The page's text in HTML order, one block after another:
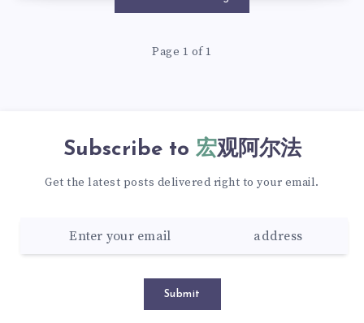
Page 1 of 1
Subscribe to 宏观阿尔法
Get the latest posts delivered right to your email.
Submit